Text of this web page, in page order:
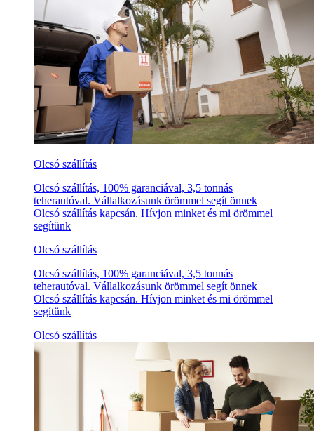
Olcsó szállítás
Olcsó szállítás, 100% garanciával, 3,5 tonnás
teherautóval. Vállalkozásunk örömmel segít önnek
Olcsó szállítás kapcsán. Hívjon minket és mi örömmel
segítünk
Olcsó szállítás
Olcsó szállítás, 100% garanciával, 3,5 tonnás
teherautóval. Vállalkozásunk örömmel segít önnek
Olcsó szállítás kapcsán. Hívjon minket és mi örömmel
segítünk
Olcsó szállítás